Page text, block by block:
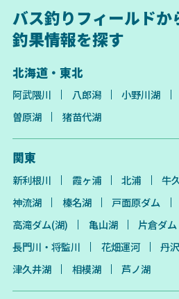
バス釣りフィールドか
釣果情報を探す
北海道・東北
阿武隈川 八郎潟 小野川湖
曽原湖
猪苗代湖
関東
新利根川 霞ヶ浦 北浦 牛
神流湖
榛名湖 戸面原ダム
高滝ダム(湖)
亀山湖 片倉ダム
長門川・将監川
花畑運河
丹
津久井湖
相模湖 芦ノ湖